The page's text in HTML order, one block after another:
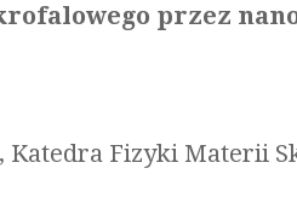
przez
Katedra Fizyki Materii